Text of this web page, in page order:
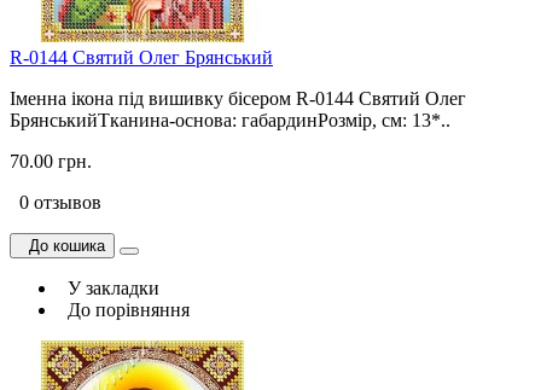
R-0144 Святий Олег Брянський
Іменна ікона під вишивку бісером R-0144 Святий Олег
БрянськийТканина-основа: габардинРозмір, см: 13*..
70.00 грн.
0 отзывов
До кошика
У закладки
До порівняння